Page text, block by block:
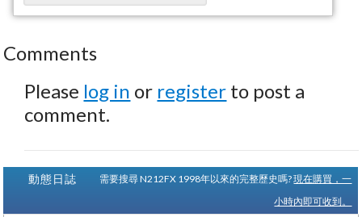
Comments
Please log in or register to post a
comment.
動態日誌 需要搜尋 N212FX 1998年以來的完整歷史嗎?現在購買，一
小時內即可收到。